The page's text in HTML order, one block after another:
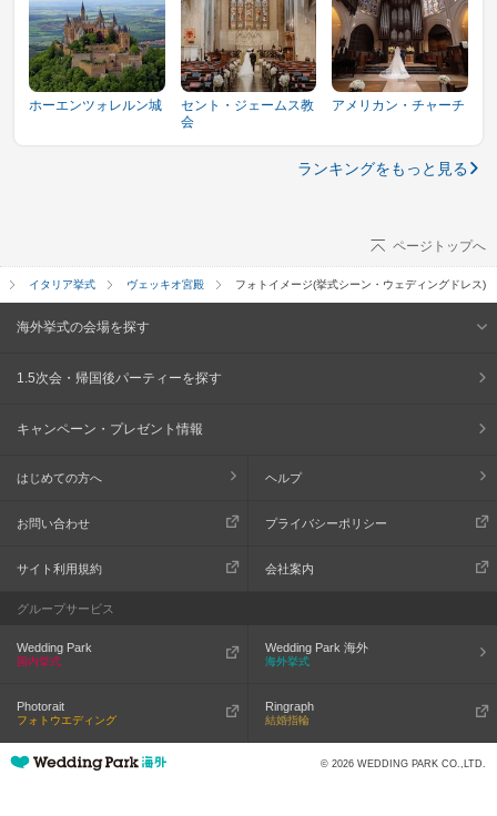
ホーエンツォレルン城
セント・ジェームス教
会
アメリカン・チャーチ
ランキングをもっと見る
ページトップへ
イタリア挙式 ヴェッキオ宮殿 フォトイメージ(挙式シーン・ウェディングドレス)
海外挙式の会場を探す
1.5次会・帰国後パーティーを探す
キャンペーン・プレゼント情報
はじめての方へ ヘルプ
お問い合わせ プライバシーポリシー
サイト利用規約 会社案内
グループサービス
Wedding Park
国内挙式
Wedding Park 海外
海外挙式
Photorait
フォトウエディング
Ringraph
結婚指輪
© 2026 WEDDING PARK CO.,LTD.